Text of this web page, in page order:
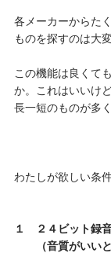
各メーカーからた
ものを探すのは大
この機能は良くて
か。これはいいけ
長一短のものが多
わたしが欲しい条
１　２４ビット録
（音質がいいと